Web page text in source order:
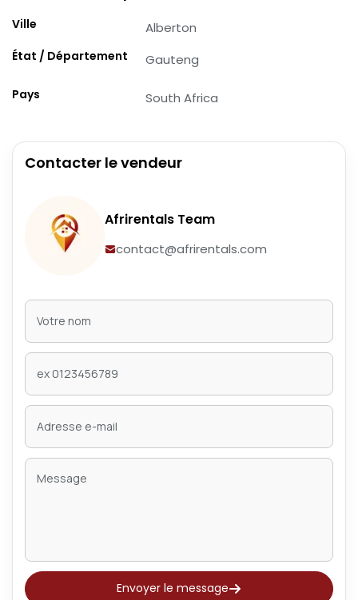
Ville Alberton
État / Département Gauteng
Pays South Africa
Contacter le vendeur
Afrirentals Team
contact@afrirentals.com
Envoyer le message